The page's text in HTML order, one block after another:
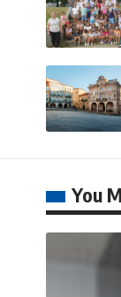
You